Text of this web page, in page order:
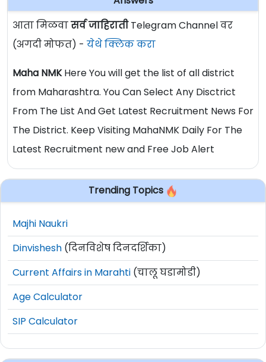
आता मिळवासर्व जाहिरातीTelegram Channel वर
(अगदी मोफत) - येथे क्लिक करा
Maha NMKHere You will get the list of all district
from Maharashtra. You Can Select Any Disctrict
From The List And Get Latest Recruitment News For
The District. Keep Visiting MahaNMK Daily For The
Latest Recruitment new and Free Job Alert
Trending Topics
Majhi Naukri
Dinvishesh (दिनविशेष दिनदर्शिका)
Current Affairs in Marahti (चालू घडामोडी)
Age Calculator
SIP Calculator